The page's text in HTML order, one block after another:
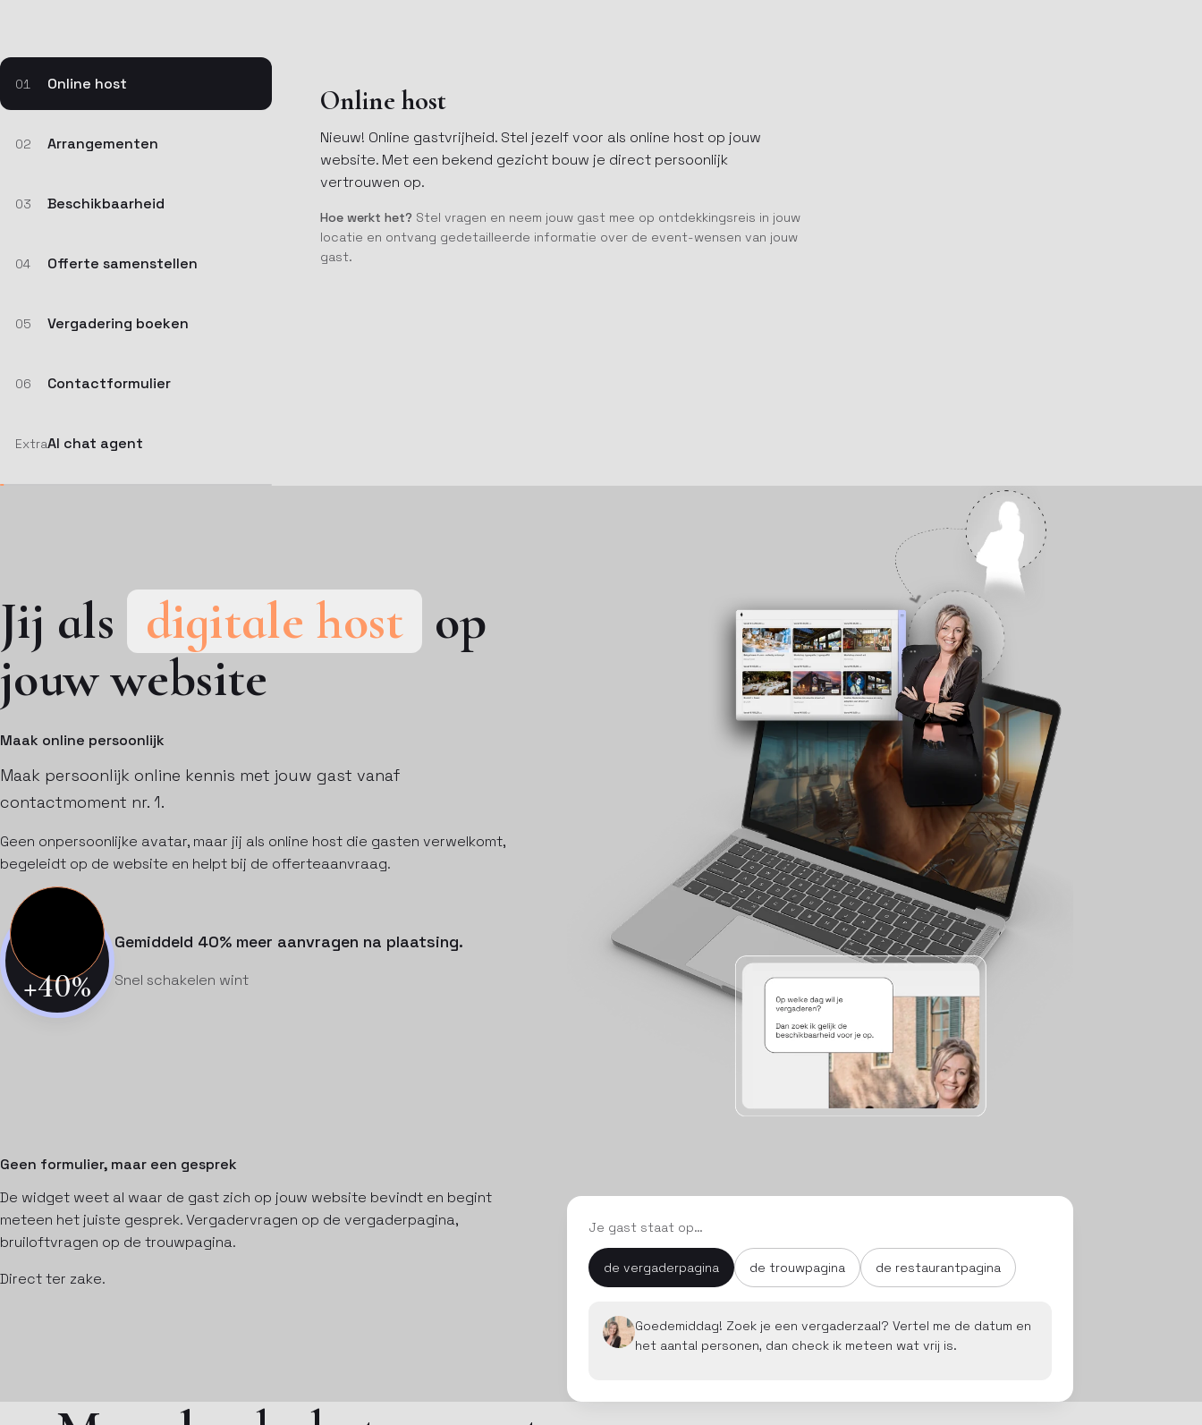
01 Online host
02 Arrangementen
03 Beschikbaarheid
04 Offerte samenstellen
05 Vergadering boeken
06 Contactformulier
ExtraAI chat agent
Online host
Nieuw! Online gastvrijheid. Stel jezelf voor als online host op jouw
website. Met een bekend gezicht bouw je direct persoonlijk
vertrouwen op.
Hoe werkt het? Stel vragen en neem jouw gast mee op ontdekkingsreis in jouw
locatie en ontvang gedetailleerde informatie over de event-wensen van jouw
gast.
Jij als digitale host op
jouw website
Maak online persoonlijk
Maak persoonlijk online kennis met jouw gast vanaf
contactmoment nr. 1.
Geen onpersoonlijke avatar, maar jij als online host die gasten verwelkomt,
begeleidt op de website en helpt bij de offerteaanvraag.
+40%
Gemiddeld 40% meer aanvragen na plaatsing.
Snel schakelen wint
Geen formulier, maar een gesprek
De widget weet al waar de gast zich op jouw website bevindt en begint
meteen het juiste gesprek. Vergadervragen op de vergaderpagina,
bruiloftvragen op de trouwpagina.
Direct ter zake.
Je gast staat op…
de vergaderpagina de trouwpagina de restaurantpagina
Goedemiddag! Zoek je een vergaderzaal? Vertel me de datum en
het aantal personen, dan check ik meteen wat vrij is.